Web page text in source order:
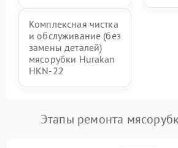
Комплексная чистка
и обслуживание (без
замены деталей)
мясорубки Hurakan
HKN‑22
Этапы ремонта